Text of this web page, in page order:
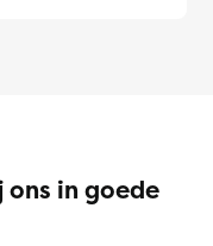
in goede